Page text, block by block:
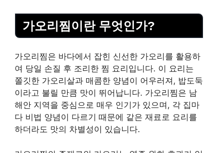
가오리찜이란 무엇인가?
가오리찜은 바다에서 잡힌 신선한 가오리를 활용하
여 당일 손질 후 조리한 찜 요리입니다. 이 요리는
쫄깃한 가오리살과 매콤한 양념이 어우러져, 밥도둑
이라고 불릴 만큼 맛이 뛰어납니다. 가오리찜은 남
해안 지역을 중심으로 매우 인기가 있으며, 각 집마
다 비법 양념이 다르기 때문에 같은 재료로 요리를
하더라도 맛의 차별성이 있습니다.